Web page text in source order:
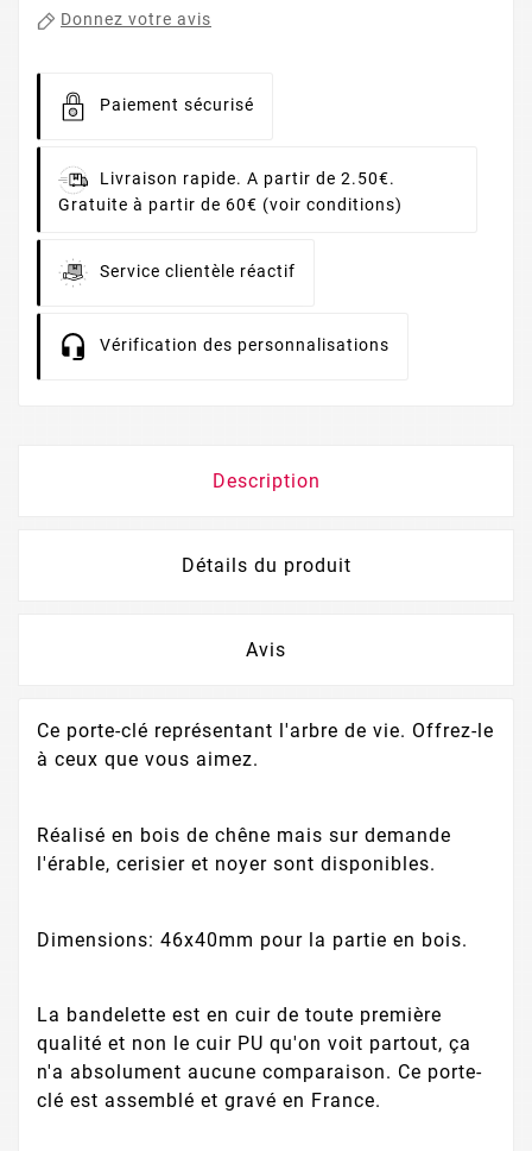
Donnez votre avis
Paiement sécurisé
Livraison rapide. A partir de 2.50€.
Gratuite à partir de 60€ (voir conditions)
Service clientèle réactif
Vérification des personnalisations
Description
Détails du produit
Avis
Ce porte-clé représentant l'arbre de vie. Offrez-le
à ceux que vous aimez.
Réalisé en bois de chêne mais sur demande
l'érable, cerisier et noyer sont disponibles.
Dimensions: 46x40mm pour la partie en bois.
La bandelette est en cuir de toute première
qualité et non le cuir PU qu'on voit partout, ça
n'a absolument aucune comparaison. Ce porte-
clé est assemblé et gravé en France.